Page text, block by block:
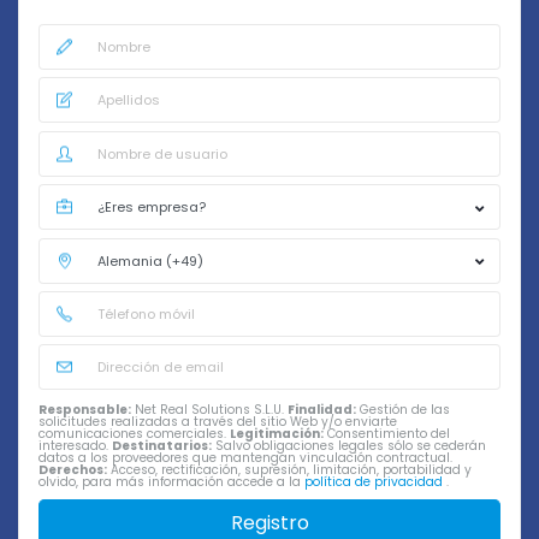
Responsable: Net Real Solutions S.L.U. Finalidad: Gestión de las
solicitudes realizadas a través del sitio Web y/o enviarte
comunicaciones comerciales. Legitimación:Consentimiento del
interesado. Destinatarios: Salvo obligaciones legales sólo se cederán
datos a los proveedores que mantengan vinculación contractual.
Derechos: Acceso, rectificación, supresión, limitación, portabilidad y
olvido, para más información accede a la política de privacidad .
Registro